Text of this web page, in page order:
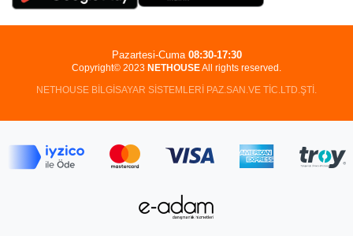
Copyright© 2023 NETHOUSEAll rights reserved.
NETHOUSE BİLGİSAYAR SİSTEMLERİ PAZ.SAN.VE TİC.LTD.ŞTİ.
Pazartesi-Cuma 08:30-17:30